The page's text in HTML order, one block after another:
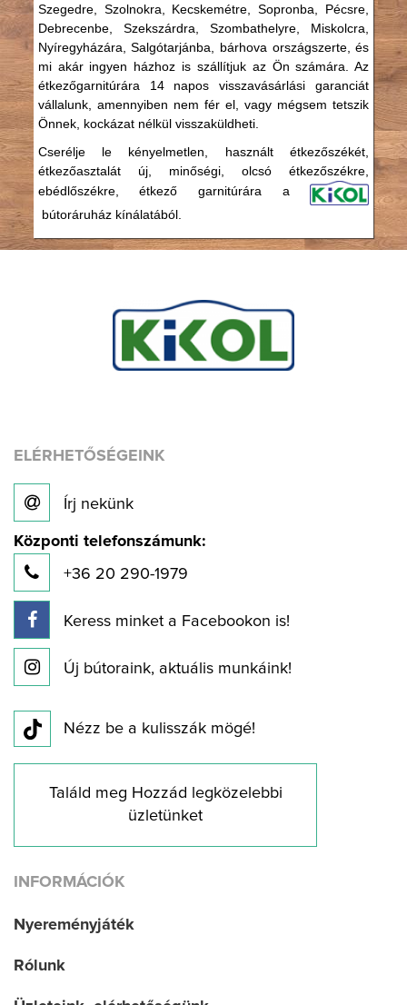
Szegedre, Szolnokra, Kecskemétre, Sopronba, Pécsre,
Debrecenbe, Szekszárdra, Szombathelyre, Miskolcra,
Nyíregyházára, Salgótarjánba, bárhova országszerte, és
mi akár ingyen házhoz is szállítjuk az Ön számára. Az
étkezőgarnitúrára 14 napos visszavásárlási garanciát
vállalunk, amennyiben nem fér el, vagy mégsem tetszik
Önnek, kockázat nélkül visszaküldheti.
Cserélje le kényelmetlen, használt étkezőszékét,
étkezőasztalát új, minőségi, olcsó étkezőszékre,
ebédlőszékre, étkező garnitúrára a
bútoráruház kínálatából.
ELÉRHETŐSÉGEINK
Írj nekünk
Központi telefonszámunk:
+36 20 290-1979
Keress minket a Facebookon is!
Új bútoraink, aktuális munkáink!
Nézz be a kulisszák mögé!
Találd meg Hozzád legközelebbi
üzletünket
INFORMÁCIÓK
Nyereményjáték
Rólunk